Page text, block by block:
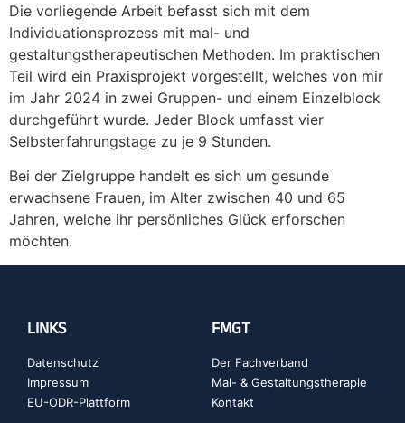
Die vorliegende Arbeit befasst sich mit dem
Individuationsprozess mit mal- und
gestaltungstherapeutischen Methoden. Im praktischen
Teil wird ein Praxisprojekt vorgestellt, welches von mir
im Jahr 2024 in zwei Gruppen- und einem Einzelblock
durchgeführt wurde. Jeder Block umfasst vier
Selbsterfahrungstage zu je 9 Stunden.
Bei der Zielgruppe handelt es sich um gesunde
erwachsene Frauen, im Alter zwischen 40 und 65
Jahren, welche ihr persönliches Glück erforschen
möchten.
LINKS
Datenschutz
Impressum
EU-ODR-Plattform
FMGT
Der Fachverband
Mal- & Gestaltungstherapie
Kontakt